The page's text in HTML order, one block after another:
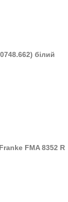
білий
FMA 8352 R